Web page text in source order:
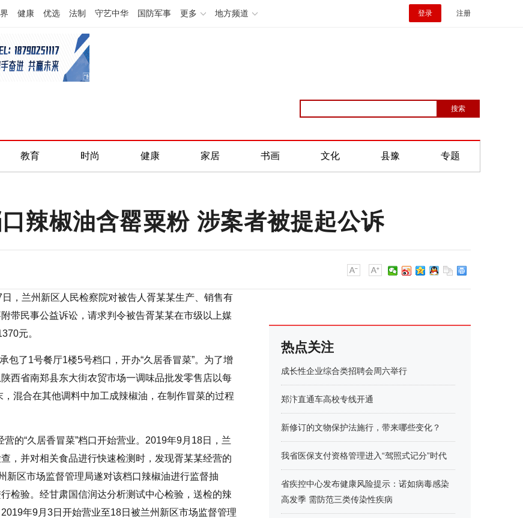
健康 优选 法制 守艺中华 国防军事 更多 地方频道 登录 注册
教育 时尚 健康 家居 书画 文化 县豫 专题
辣椒油含罂粟粉 涉案者被提起公诉
，兰州新区人民检察院对被告人胥某某生产、销售有
带民事公益诉讼，请求判令被告胥某某在市级以上媒
元。
包了1号餐厅1楼5号档口，开办“久居香冒菜”。为了增
西省南郑县东大街农贸市场一调味品批发零售店以每
混合在其他调料中加工成辣椒油，在制作冒菜的过程
的“久居香冒菜”档口开始营业。2019年9月18日，兰
，并对相关食品进行快速检测时，发现胥某某经营的
新区市场监督管理局遂对该档口辣椒油进行监督抽
检验。经甘肃国信润达分析测试中心检验，送检的辣
年9月3日开始营业至18日被兰州新区市场监督管理
热点关注
成长性企业综合类招聘会周六举行
郑汴直通车高校专线开通
新修订的文物保护法施行，带来哪些变化？
我省医保支付资格管理进入“驾照式记分”时代
省疾控中心发布健康风险提示：诺如病毒感染
高发季 需防范三类传染性疾病